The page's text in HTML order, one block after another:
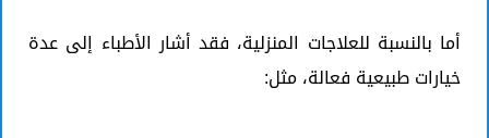
أما بالنسبة للعلاجات المنزلية، فقد أشار الأطباء إلى عدة
خيارات طبيعية فعالة، مثل: